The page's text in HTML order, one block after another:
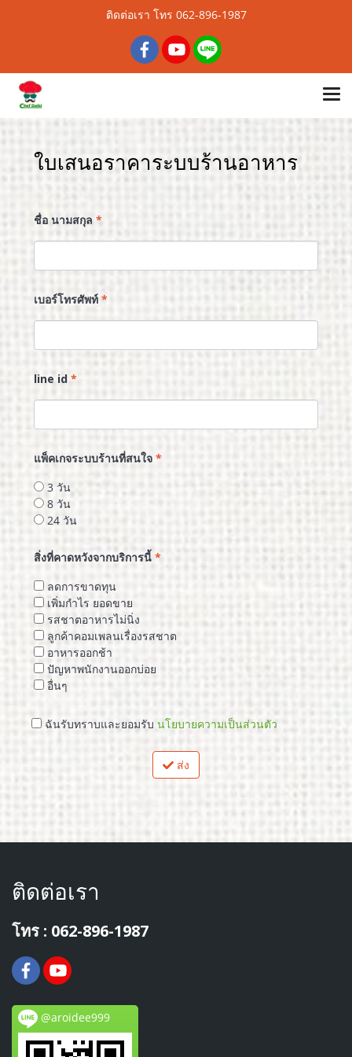
ติดต่อเรา โทร 062-896-1987
ใบเสนอราคาระบบร้านอาหาร
ชื่อ นามสกุล *
เบอร์โทรศัพท์ *
line id *
แพ็คเกจระบบร้านที่สนใจ *
3 วัน
8 วัน
24 วัน
สิ่งที่คาดหวังจากบริการนี้ *
ลดการขาดทุน
เพิ่มกำไร ยอดขาย
รสชาตอาหารไม่นิ่ง
ลูกค้าคอมเพลนเรื่องรสชาต
อาหารออกช้า
ปัญหาพนักงานออกบ่อย
อื่นๆ
ฉันรับทราบและยอมรับ นโยบายความเป็นส่วนตัว
ส่ง
ติดต่อเรา
โทร : 062-896-1987
@aroidee999